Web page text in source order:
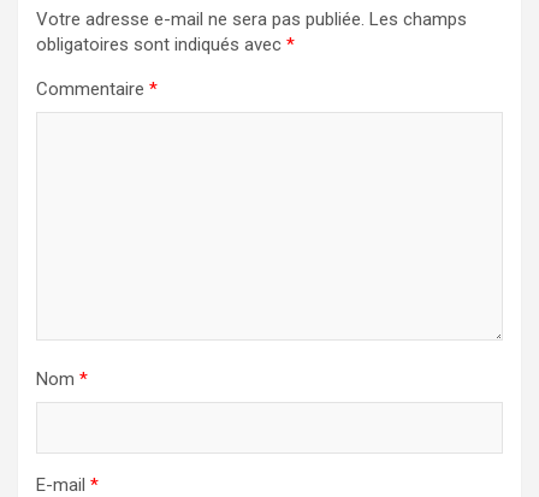
Votre adresse e-mail ne sera pas publiée. Les champs
obligatoires sont indiqués avec *
Commentaire *
Nom *
E-mail *